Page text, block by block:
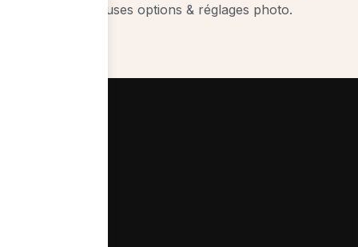
nombreuses options & réglages photo.